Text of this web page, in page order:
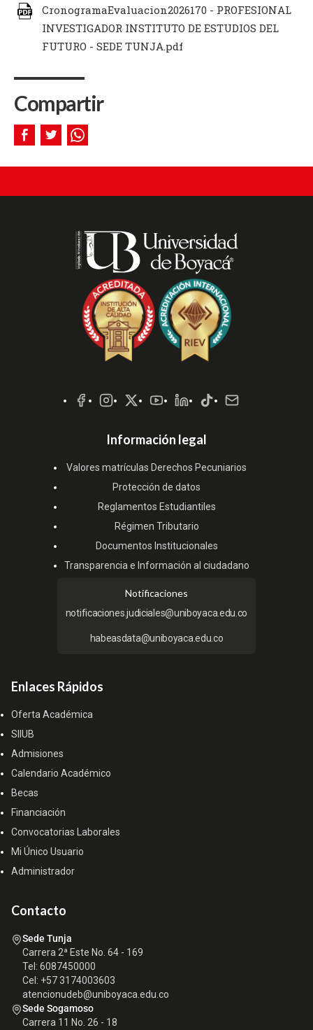
CronogramaEvaluacion2026170 - PROFESIONAL
INVESTIGADOR INSTITUTO DE ESTUDIOS DEL
FUTURO - SEDE TUNJA.pdf
Compartir
Sociales
Información legal
Valores matrículas Derechos Pecuniarios
Protección de datos
Reglamentos Estudiantiles
Régimen Tributario
Documentos Institucionales
Transparencia e Información al ciudadano
Notificaciones
notificaciones.judiciales@uniboyaca.edu.co
habeasdata@uniboyaca.edu.co
Enlaces Rápidos
Oferta Académica
SIIUB
Admisiones
Calendario Académico
Becas
Financiación
Convocatorias Laborales
Mi Único Usuario
Administrador
Contacto
Sede Tunja
Carrera 2ª Este No. 64 - 169
Tel: 6087450000
Cel: +57 3174003603
atencionudeb@uniboyaca.edu.co
Sede Sogamoso
Carrera 11 No. 26 - 18